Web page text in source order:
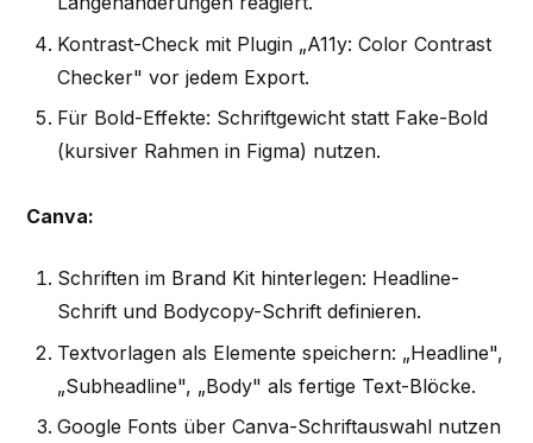
Kontrast-Check mit Plugin „A11y: Color Contrast
Checker" vor jedem Export.
Für Bold-Effekte: Schriftgewicht statt Fake-Bold
(kursiver Rahmen in Figma) nutzen.
Canva:
Schriften im Brand Kit hinterlegen: Headline-
Schrift und Bodycopy-Schrift definieren.
Textvorlagen als Elemente speichern: „Headline",
„Subheadline", „Body" als fertige Text-Blöcke.
Google Fonts über Canva-Schriftauswahl nutzen